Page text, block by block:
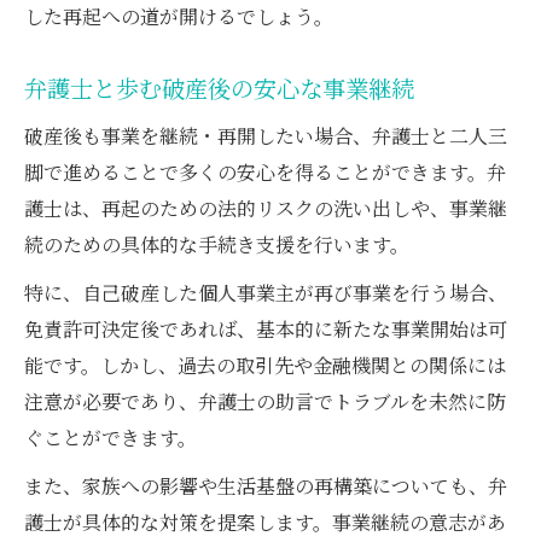
した再起への道が開けるでしょう。
弁護士と歩む破産後の安心な事業継続
破産後も事業を継続・再開したい場合、弁護士と二人三
脚で進めることで多くの安心を得ることができます。弁
護士は、再起のための法的リスクの洗い出しや、事業継
続のための具体的な手続き支援を行います。
特に、自己破産した個人事業主が再び事業を行う場合、
免責許可決定後であれば、基本的に新たな事業開始は可
能です。しかし、過去の取引先や金融機関との関係には
注意が必要であり、弁護士の助言でトラブルを未然に防
ぐことができます。
また、家族への影響や生活基盤の再構築についても、弁
護士が具体的な対策を提案します。事業継続の意志があ